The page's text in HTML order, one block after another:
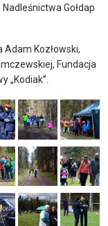
Gołdap
Adam Kozłowski,
Fundacja
„Kodiak”.